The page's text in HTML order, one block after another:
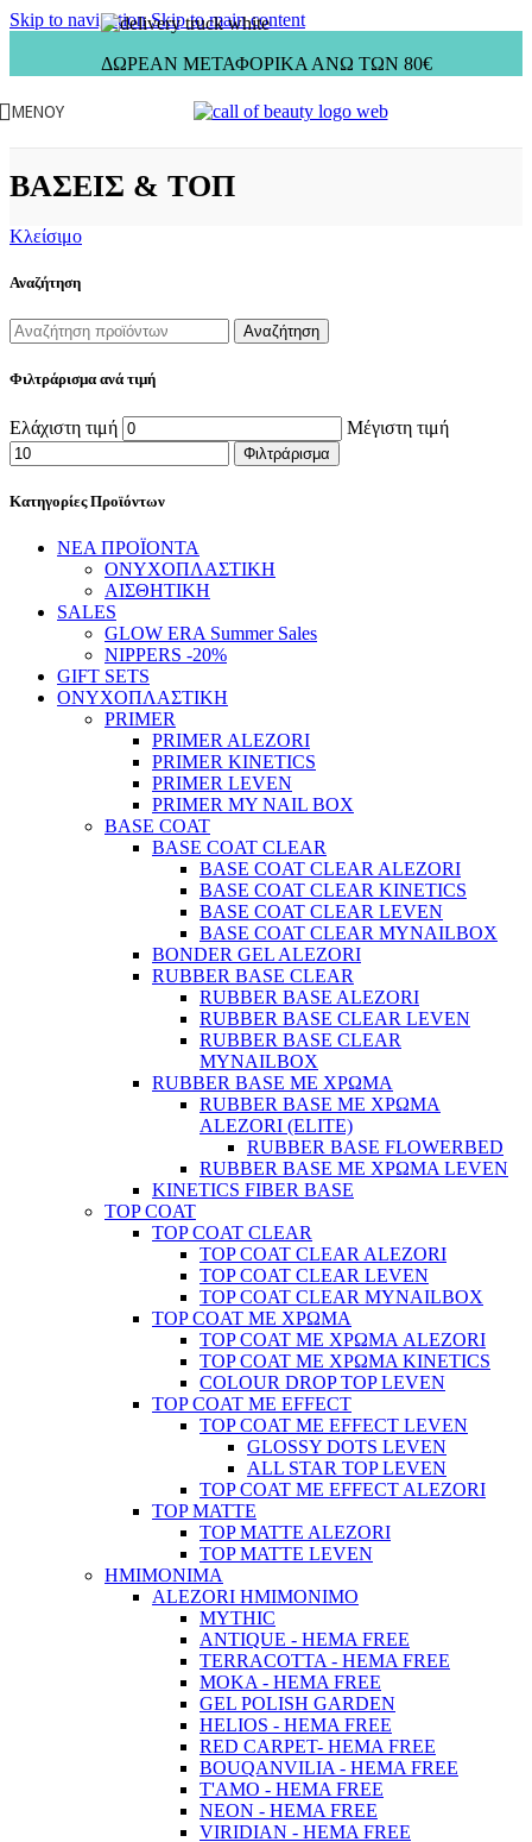
Skip to navigationSkip to main content
ΔΩΡΕΑΝ ΜΕΤΑΦΟΡΙΚΑ ΑΝΩ ΤΩΝ 80€
ΜΕΝΟΎ
ΒΑΣΕΙΣ & ΤΟΠ
Κλείσιμο
Αναζήτηση
Αναζήτηση
Φιλτράρισμα ανά τιμή
Ελάχιστη τιμή Μέγιστη τιμή
Φιλτράρισμα
Κατηγορίες Προϊόντων
ΝΕΑ ΠΡΟΪΟΝΤΑ
ΟΝΥΧΟΠΛΑΣΤΙΚΗ
ΑΙΣΘΗΤΙΚΗ
SALES
GLOW ERA Summer Sales
NIPPERS -20%
GIFT SETS
ΟΝΥΧΟΠΛΑΣΤΙΚΗ
PRIMER
PRIMER ALEZORI
PRIMER KINETICS
PRIMER LEVEN
PRIMER MY NAIL BOX
BASE COAT
BASE COAT CLEAR
BASE COAT CLEAR ALEZORI
BASE COAT CLEAR KINETICS
BASE COAT CLEAR LEVEN
BASE COAT CLEAR MYNAILBOX
BONDER GEL ALEZORI
RUBBER BASE CLEAR
RUBBER BASE ALEZORI
RUBBER BASE CLEAR LEVEN
RUBBER BASE CLEAR
MYNAILBOX
RUBBER BASE ΜΕ ΧΡΩΜΑ
RUBBER BASE ΜΕ ΧΡΩΜΑ
ALEZORI (ELITE)
RUBBER BASE FLOWERBED
RUBBER BASE ΜΕ ΧΡΩΜΑ LEVEN
KINETICS FIBER BASE
TOP COAT
TOP COAT CLEAR
TOP COAT CLEAR ALEZORI
TOP COAT CLEAR LEVEN
TOP COAT CLEAR MYNAILBOX
TOP COAT ΜΕ ΧΡΩΜΑ
TOP COAT ΜΕ ΧΡΩΜΑ ALEZORI
TOP COAT ΜΕ ΧΡΩΜΑ KINETICS
COLOUR DROP TOP LEVEN
TOP COAT ΜΕ EFFECT
TOP COAT ME EFFECT LEVEN
GLOSSY DOTS LEVEN
ALL STAR TOP LEVEN
TOP COAT ME EFFECT ALEZORI
TOP MATTE
TOP MATTE ALEZORI
TOP MATTE LEVEN
ΗΜΙΜΟΝΙΜΑ
ALEZORI ΗΜΙΜΟΝΙΜΟ
MYTHIC
ANTIQUE - HEMA FREE
TERRACOTTA - HEMA FREE
MOKA - HEMA FREE
GEL POLISH GARDEN
HELIOS - HEMA FREE
RED CARPET- HEMA FREE
BOUQANVILIA - HEMA FREE
T'AMO - HEMA FREE
NEON - HEMA FREE
VIRIDIAN - HEMA FREE